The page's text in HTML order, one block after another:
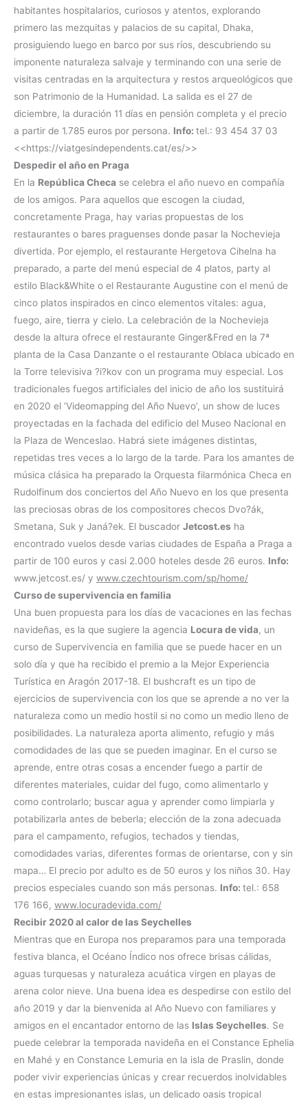
habitantes hospitalarios, curiosos y atentos, explorando
primero las mezquitas y palacios de su capital, Dhaka,
prosiguiendo luego en barco por sus ríos, descubriendo su
imponente naturaleza salvaje y terminando con una serie de
visitas centradas en la arquitectura y restos arqueológicos que
son Patrimonio de la Humanidad. La salida es el 27 de
diciembre, la duración 11 días en pensión completa y el precio
a partir de 1.785 euros por persona. Info: tel.: 93 454 37 03
<<https://viatgesindependents.cat/es/>>
Despedir el año en Praga
En la República Checa se celebra el año nuevo en compañía
de los amigos. Para aquellos que escogen la ciudad,
concretamente Praga, hay varias propuestas de los
restaurantes o bares praguenses donde pasar la Nochevieja
divertida. Por ejemplo, el restaurante Hergetova Cihelna ha
preparado, a parte del menú especial de 4 platos, party al
estilo Black&White o el Restaurante Augustine con el menú de
cinco platos inspirados en cinco elementos vitales: agua,
fuego, aire, tierra y cielo. La celebración de la Nochevieja
desde la altura ofrece el restaurante Ginger&Fred en la 7ª
planta de la Casa Danzante o el restaurante Oblaca ubicado en
la Torre televisiva ?i?kov con un programa muy especial. Los
tradicionales fuegos artificiales del inicio de año los sustituirá
en 2020 el ‘Videomapping del Año Nuevo’, un show de luces
proyectadas en la fachada del edificio del Museo Nacional en
la Plaza de Wenceslao. Habrá siete imágenes distintas,
repetidas tres veces a lo largo de la tarde. Para los amantes de
música clásica ha preparado la Orquesta filarmónica Checa en
Rudolfinum dos conciertos del Año Nuevo en los que presenta
las preciosas obras de los compositores checos Dvo?ák,
Smetana, Suk y Janá?ek. El buscador Jetcost.es ha
encontrado vuelos desde varias ciudades de España a Praga a
partir de 100 euros y casi 2.000 hoteles desde 26 euros. Info:
www.jetcost.es/ y www.czechtourism.com/sp/home/
Curso de supervivencia en familia
Una buen propuesta para los días de vacaciones en las fechas
navideñas, es la que sugiere la agencia Locura de vida, un
curso de Supervivencia en familia que se puede hacer en un
solo día y que ha recibido el premio a la Mejor Experiencia
Turística en Aragón 2017-18. El bushcraft es un tipo de
ejercicios de supervivencia con los que se aprende a no ver la
naturaleza como un medio hostil si no como un medio lleno de
posibilidades. La naturaleza aporta alimento, refugio y más
comodidades de las que se pueden imaginar. En el curso se
aprende, entre otras cosas a encender fuego a partir de
diferentes materiales, cuidar del fugo, como alimentarlo y
como controlarlo; buscar agua y aprender como limpiarla y
potabilizarla antes de beberla; elección de la zona adecuada
para el campamento, refugios, techados y tiendas,
comodidades varias, diferentes formas de orientarse, con y sin
mapa… El precio por adulto es de 50 euros y los niños 30. Hay
precios especiales cuando son más personas. Info: tel.: 658
176 166, www.locuradevida.com/
Recibir 2020 al calor de las Seychelles
Mientras que en Europa nos preparamos para una temporada
festiva blanca, el Océano Índico nos ofrece brisas cálidas,
aguas turquesas y naturaleza acuática virgen en playas de
arena color nieve. Una buena idea es despedirse con estilo del
año 2019 y dar la bienvenida al Año Nuevo con familiares y
amigos en el encantador entorno de las Islas Seychelles. Se
puede celebrar la temporada navideña en el Constance Ephelia
en Mahé y en Constance Lemuria en la isla de Praslin, donde
poder vivir experiencias únicas y crear recuerdos inolvidables
en estas impresionantes islas, un delicado oasis tropical